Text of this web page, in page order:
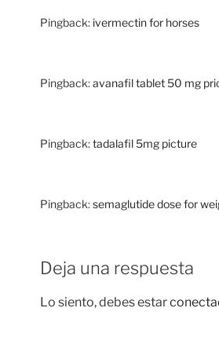
Pingback: ivermectin for horses
Pingback:avanafil tablet 50 mg
Pingback:tadalafil 5mg picture
Pingback:semaglutide dose for
Deja una respuesta
Lo siento, debes estar